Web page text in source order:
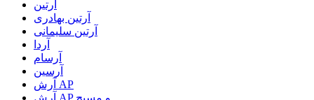
آرتین
آرتین بهادری
آرتین سلیمانی
آردا
آرسام
آرسین
آرش AP
آرش AP و مسیح